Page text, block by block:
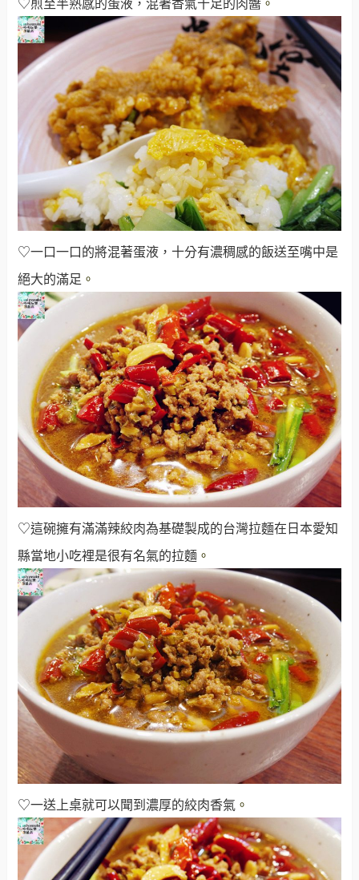
♡煎至半熟感的蛋液，混著香氣十足的肉醬 。
♡一口一口的將混著蛋液，十分有濃稠感的飯送至嘴中是
絕大的滿足 。
♡這碗擁有滿滿辣絞肉為基礎製成的台灣拉麵在日本愛知
縣當地小吃裡是很有名氣的拉麵 。
♡一送上桌就可以聞到濃厚的絞肉香氣 。